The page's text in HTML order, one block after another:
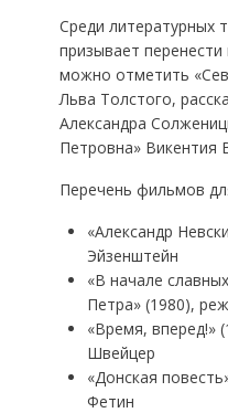
Среди литературных
призывает
можно отметить
Льва Толстого,
Александра
Петровна» Викентия
Перечень фильмов
«Александр
Эйзенштейн
«В начале
Петра» (1980),
«Время, вперед!»
Швейцер
«Донская
Фетин